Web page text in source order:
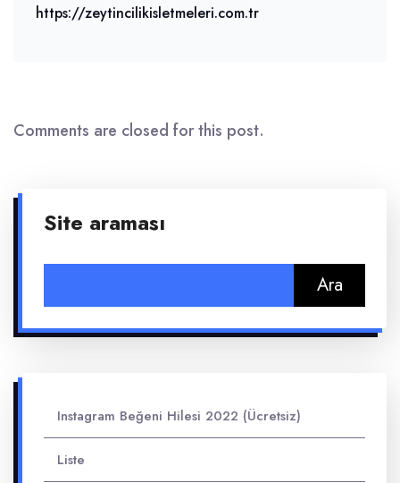
https://zeytincilikisletmeleri.com.tr
Comments are closed for this post.
Site araması
Instagram Beğeni Hilesi 2022 (Ücretsiz)
Liste